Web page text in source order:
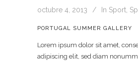
octubre 4, 2013 In Sport
PORTUGAL SUMMER GALLERY
Lorem ipsum dolor sit amet,
adipiscing elit, sed diam